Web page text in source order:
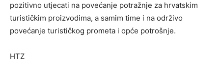
pozitivno utjecati na povećanje potražnje za hrvatskim
turističkim proizvodima, a samim time i na održivo
povećanje turističkog prometa i opće potrošnje.
HTZ